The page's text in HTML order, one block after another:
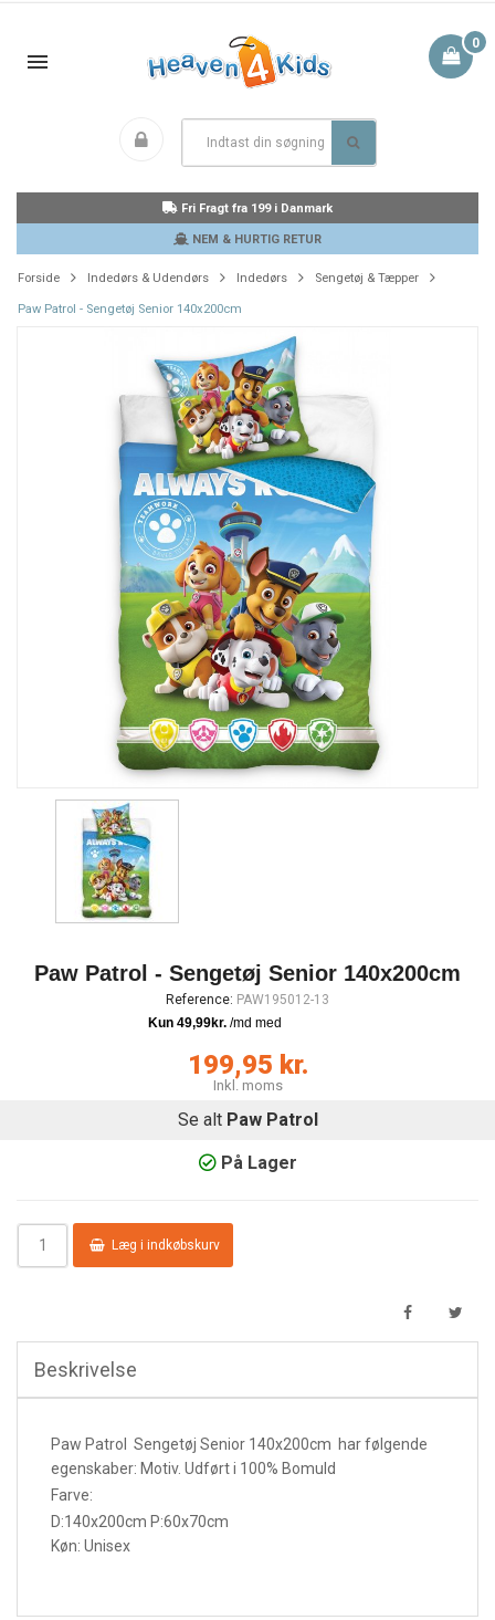
0
Fri Fragt fra 199 i Danmark
NEM & HURTIG RETUR
Forside Indedørs & Udendørs Indedørs Sengetøj & Tæpper
Paw Patrol - Sengetøj Senior 140x200cm
Paw Patrol - Sengetøj Senior 140x200cm
Reference: PAW195012-13
199,95 kr.
Inkl. moms
Se alt Paw Patrol
På Lager
Læg i indkøbskurv
Beskrivelse
Paw Patrol Sengetøj Senior 140x200cm har følgende
egenskaber: Motiv. Udført i 100% Bomuld
Farve:
D:140x200cm P:60x70cm
Køn: Unisex